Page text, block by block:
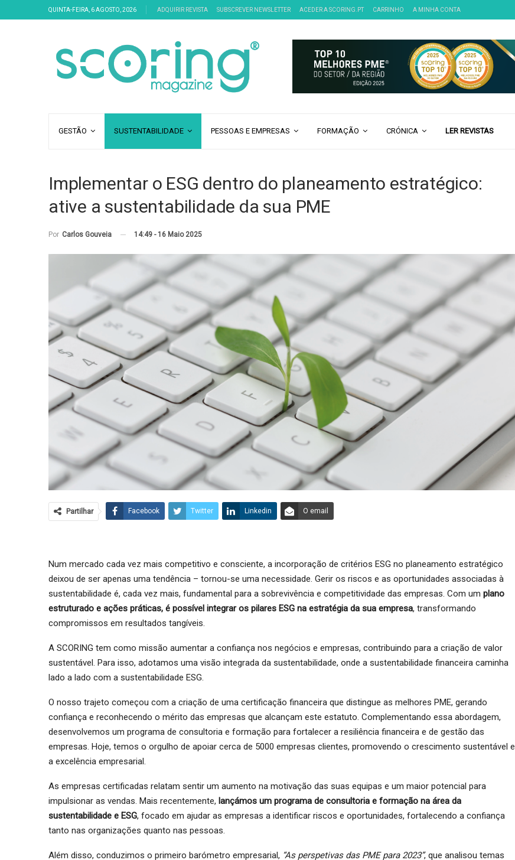
QUINTA-FEIRA, 6 AGOSTO, 2026 ADQUIRIR REVISTA SUBSCREVER NEWSLETTER ACEDER A SCORING.PT CARRINHO A MINHA CONTA
GESTÃO SUSTENTABILIDADE PESSOAS E EMPRESAS FORMAÇÃO CRÓNICA LER REVISTAS
Implementar o ESG dentro do planeamento estratégico:
ative a sustentabilidade da sua PME
Por Carlos Gouveia 14:49 - 16 Maio 2025
Partilhar Facebook Twitter Linkedin O email
Num mercado cada vez mais competitivo e consciente, a incorporação de critérios ESG no planeamento estratégico
deixou de ser apenas uma tendência – tornou-se uma necessidade. Gerir os riscos e as oportunidades associadas à
sustentabilidade é, cada vez mais, fundamental para a sobrevivência e competitividade das empresas. Com um plano
estruturado e ações práticas, é possível integrar os pilares ESG na estratégia da sua empresa, transformando
compromissos em resultados tangíveis.
A SCORING tem como missão aumentar a confiança nos negócios e empresas, contribuindo para a criação de valor
sustentável. Para isso, adotamos uma visão integrada da sustentabilidade, onde a sustentabilidade financeira caminha
lado a lado com a sustentabilidade ESG.
O nosso trajeto começou com a criação de uma certificação financeira que distingue as melhores PME, gerando
confiança e reconhecendo o mérito das empresas que alcançam este estatuto. Complementando essa abordagem,
desenvolvemos um programa de consultoria e formação para fortalecer a resiliência financeira e de gestão das
empresas. Hoje, temos o orgulho de apoiar cerca de 5000 empresas clientes, promovendo o crescimento sustentável e
a excelência empresarial.
As empresas certificadas relatam sentir um aumento na motivação das suas equipas e um maior potencial para
impulsionar as vendas. Mais recentemente, lançámos um programa de consultoria e formação na área da
sustentabilidade e ESG, focado em ajudar as empresas a identificar riscos e oportunidades, fortalecendo a confiança
tanto nas organizações quanto nas pessoas.
Além disso, conduzimos o primeiro barómetro empresarial, “As perspetivas das PME para 2023”, que analisou temas